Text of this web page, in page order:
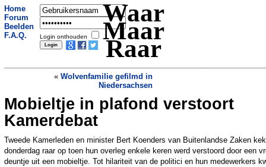
Home
Forum
Beelden
F.A.Q.
Login onthouden
Waar
Maar
Raar
« Wolvenfamilie gefilmd in
Niedersachsen
Tandarts lijmt tanden van ander
persoon in de mond van pati�nt
Mobieltje in plafond verstoort
Kamerdebat
Tweede Kamerleden en minister Bert Koenders van Buitenlandse Zaken
donderdag raar op toen hun overleg enkele keren werd verstoord door een
deuntje uit een mobieltje. Tot hilariteit van de politici en hun medewerkers